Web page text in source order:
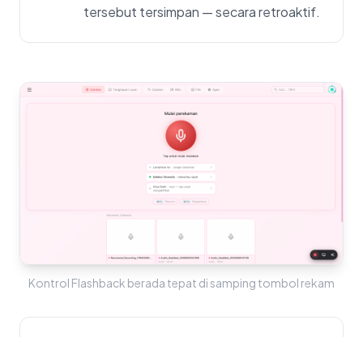
tersebut tersimpan — secara retroaktif.
Kontrol Flashback berada tepat di samping tombol rekam